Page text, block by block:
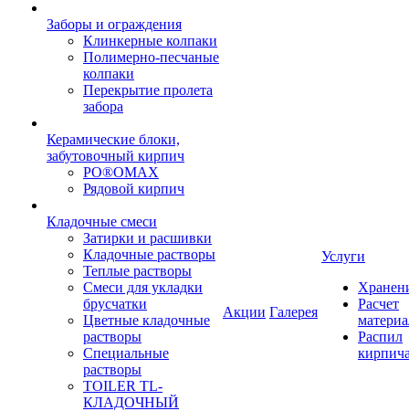
Заборы и ограждения
Клинкерные колпаки
Полимерно-песчаные
колпаки
Перекрытие пролета
забора
Керамические блоки,
забутовочный кирпич
PO®OMAX
Рядовой кирпич
Кладочные смеси
Затирки и расшивки
Кладочные растворы
Теплые растворы
Смеси для укладки
брусчатки
Цветные кладочные
растворы
Специальные
растворы
TOILER TL-
КЛАДОЧНЫЙ
Акции Галерея
Услуги
Расчет
Распил